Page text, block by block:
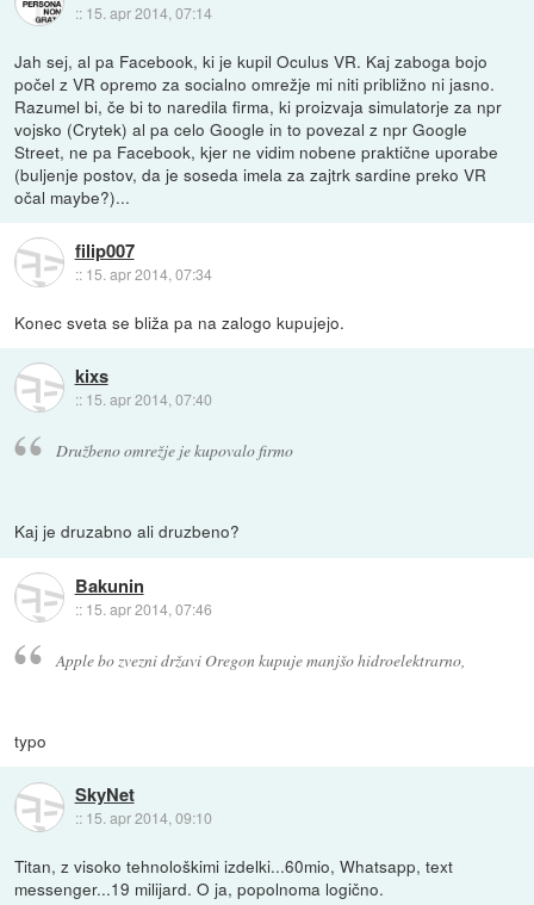
:: 15. apr 2014, 07:14
Jah sej, al pa Facebook, ki je kupil Oculus VR. Kaj zaboga bojo
počel z VR opremo za socialno omrežje mi niti približno ni jasno.
Razumel bi, če bi to naredila firma, ki proizvaja simulatorje za npr
vojsko (Crytek) al pa celo Google in to povezal z npr Google
Street, ne pa Facebook, kjer ne vidim nobene praktične uporabe
(buljenje postov, da je soseda imela za zajtrk sardine preko VR
očal maybe?)...
filip007
:: 15. apr 2014, 07:34
Konec sveta se bliža pa na zalogo kupujejo.
kixs
:: 15. apr 2014, 07:40
Družbeno omrežje je kupovalo firmo
Kaj je druzabno ali druzbeno?
Bakunin
:: 15. apr 2014, 07:46
Apple bo zvezni državi Oregon kupuje manjšo hidroelektrarno,
typo
SkyNet
:: 15. apr 2014, 09:10
Titan, z visoko tehnološkimi izdelki...60mio, Whatsapp, text
messenger...19 milijard. O ja, popolnoma logično.